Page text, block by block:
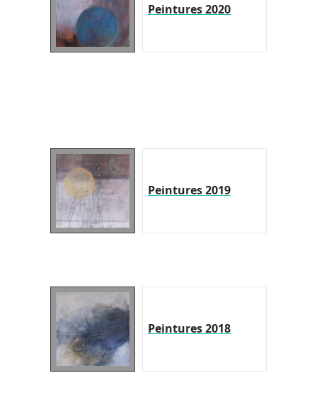
Peintures 2020
Peintures 2019
Peintures 2018